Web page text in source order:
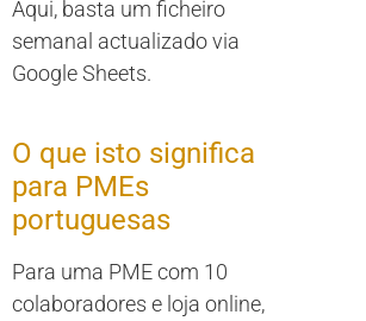
Aqui, basta um ficheiro
semanal actualizado via
Google Sheets.
O que isto significa
para PMEs
portuguesas
Para uma PME com 10
colaboradores e loja online,